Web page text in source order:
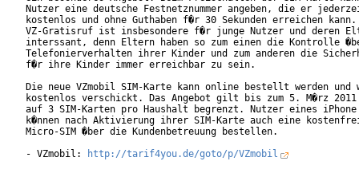
Nutzer eine deutsche Festnetznummer angeben, die er
kostenlos und ohne Guthaben f�r 30 Sekunden erreichen
VZ-Gratisruf ist insbesondere f�r junge Nutzer und deren
interssant, denn Eltern haben so zum einen die Kontrolle
Telefonierverhalten ihrer Kinder und zum anderen die
f�r ihre Kinder immer erreichbar zu sein.
Die neue VZmobil SIM-Karte kann online bestellt werden und
kostenlos verschickt. Das Angebot gilt bis zum 5. M�rz
auf 3 SIM-Karten pro Haushalt begrenzt. Nutzer eines
k�nnen nach Aktivierung ihrer SIM-Karte auch eine
Micro-SIM �ber die Kundenbetreuung bestellen.
- VZmobil:
http://tarif4you.de/goto/p/VZmobil